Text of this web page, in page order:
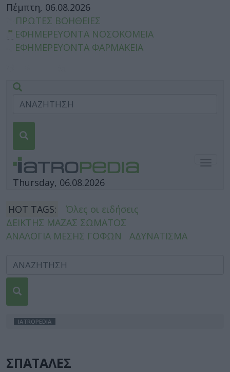
Πέμπτη, 06.08.2026
ΠΡΩΤΕΣ ΒΟΗΘΕΙΕΣ
ΕΦΗΜΕΡΕΥΟΝΤΑ ΝΟΣΟΚΟΜΕΙΑ
ΕΦΗΜΕΡΕΥΟΝΤΑ ΦΑΡΜΑΚΕΙΑ
Thursday, 06.08.2026
HOT TAGS:
Όλες οι ειδήσεις
ΔΕΙΚΤΗΣ ΜΑΖΑΣ ΣΩΜΑΤΟΣ
ΑΝΑΛΟΓΙΑ ΜΕΣΗΣ ΓΟΦΩΝ
ΑΔΥΝΑΤΙΣΜΑ
IATROPEDIA
ΣΠΑΤΑΛΕΣ